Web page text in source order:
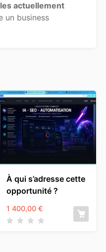
actuellement
un business
À qui s’adresse cette
opportunité ?
1 400,00 €